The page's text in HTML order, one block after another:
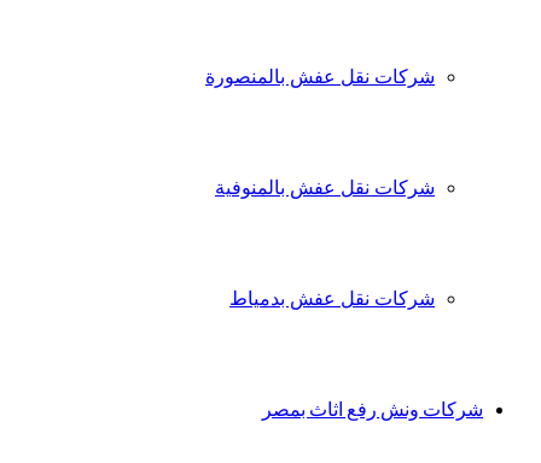
شركات نقل عفش بالمنصورة
شركات نقل عفش بالمنوفية
شركات نقل عفش بدمياط
شركات ونش رفع اثاث بمصر